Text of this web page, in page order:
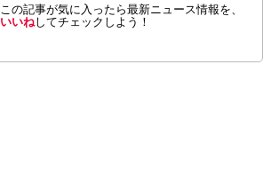
この記事が気に入ったら最新ニュース情報を、
いいねしてチェックしよう！